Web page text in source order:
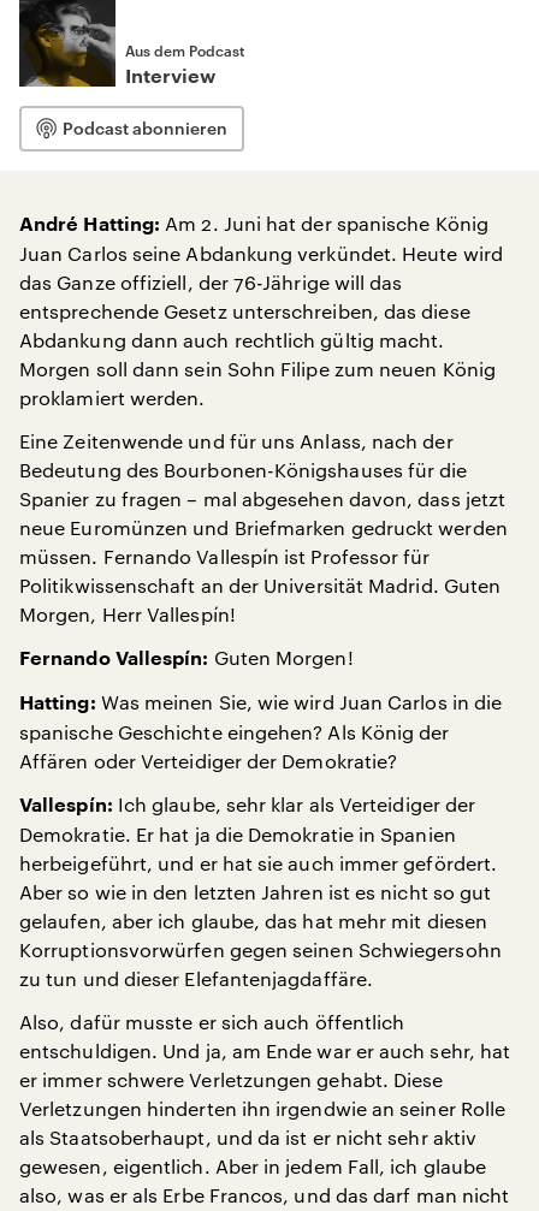
Aus dem Podcast
Interview
Podcast abonnieren
André Hatting: Am 2. Juni hat der spanische König
Juan Carlos seine Abdankung verkündet. Heute wird
das Ganze offiziell, der 76-Jährige will das
entsprechende Gesetz unterschreiben, das diese
Abdankung dann auch rechtlich gültig macht.
Morgen soll dann sein Sohn Filipe zum neuen König
proklamiert werden.
Eine Zeitenwende und für uns Anlass, nach der
Bedeutung des Bourbonen-Königshauses für die
Spanier zu fragen – mal abgesehen davon, dass jetzt
neue Euromünzen und Briefmarken gedruckt werden
müssen. Fernando Vallespín ist Professor für
Politikwissenschaft an der Universität Madrid. Guten
Morgen, Herr Vallespín!
Fernando Vallespín: Guten Morgen!
Hatting: Was meinen Sie, wie wird Juan Carlos in die
spanische Geschichte eingehen? Als König der
Affären oder Verteidiger der Demokratie?
Vallespín: Ich glaube, sehr klar als Verteidiger der
Demokratie. Er hat ja die Demokratie in Spanien
herbeigeführt, und er hat sie auch immer gefördert.
Aber so wie in den letzten Jahren ist es nicht so gut
gelaufen, aber ich glaube, das hat mehr mit diesen
Korruptionsvorwürfen gegen seinen Schwiegersohn
zu tun und dieser Elefantenjagdaffäre.
Also, dafür musste er sich auch öffentlich
entschuldigen. Und ja, am Ende war er auch sehr, hat
er immer schwere Verletzungen gehabt. Diese
Verletzungen hinderten ihn irgendwie an seiner Rolle
als Staatsoberhaupt, und da ist er nicht sehr aktiv
gewesen, eigentlich. Aber in jedem Fall, ich glaube
also, was er als Erbe Francos, und das darf man nicht